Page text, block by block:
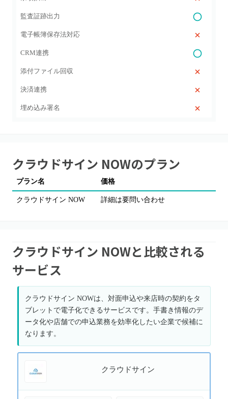
監査証跡出力
電子帳簿保存法対応
CRM連携
添付ファイル回収
決済連携
埋め込み署名
クラウドサイン NOWのプラン
プラン名 価格
クラウドサイン NOW 詳細は要問い合わせ
クラウドサイン NOWと比較される
サービス
クラウドサイン NOWは、対面申込や来店時の契約をタ
ブレットで電子化できるサービスです。手書き情報のデ
ータ化や店舗での申込業務を効率化したい企業で候補に
なります。
クラウドサイン